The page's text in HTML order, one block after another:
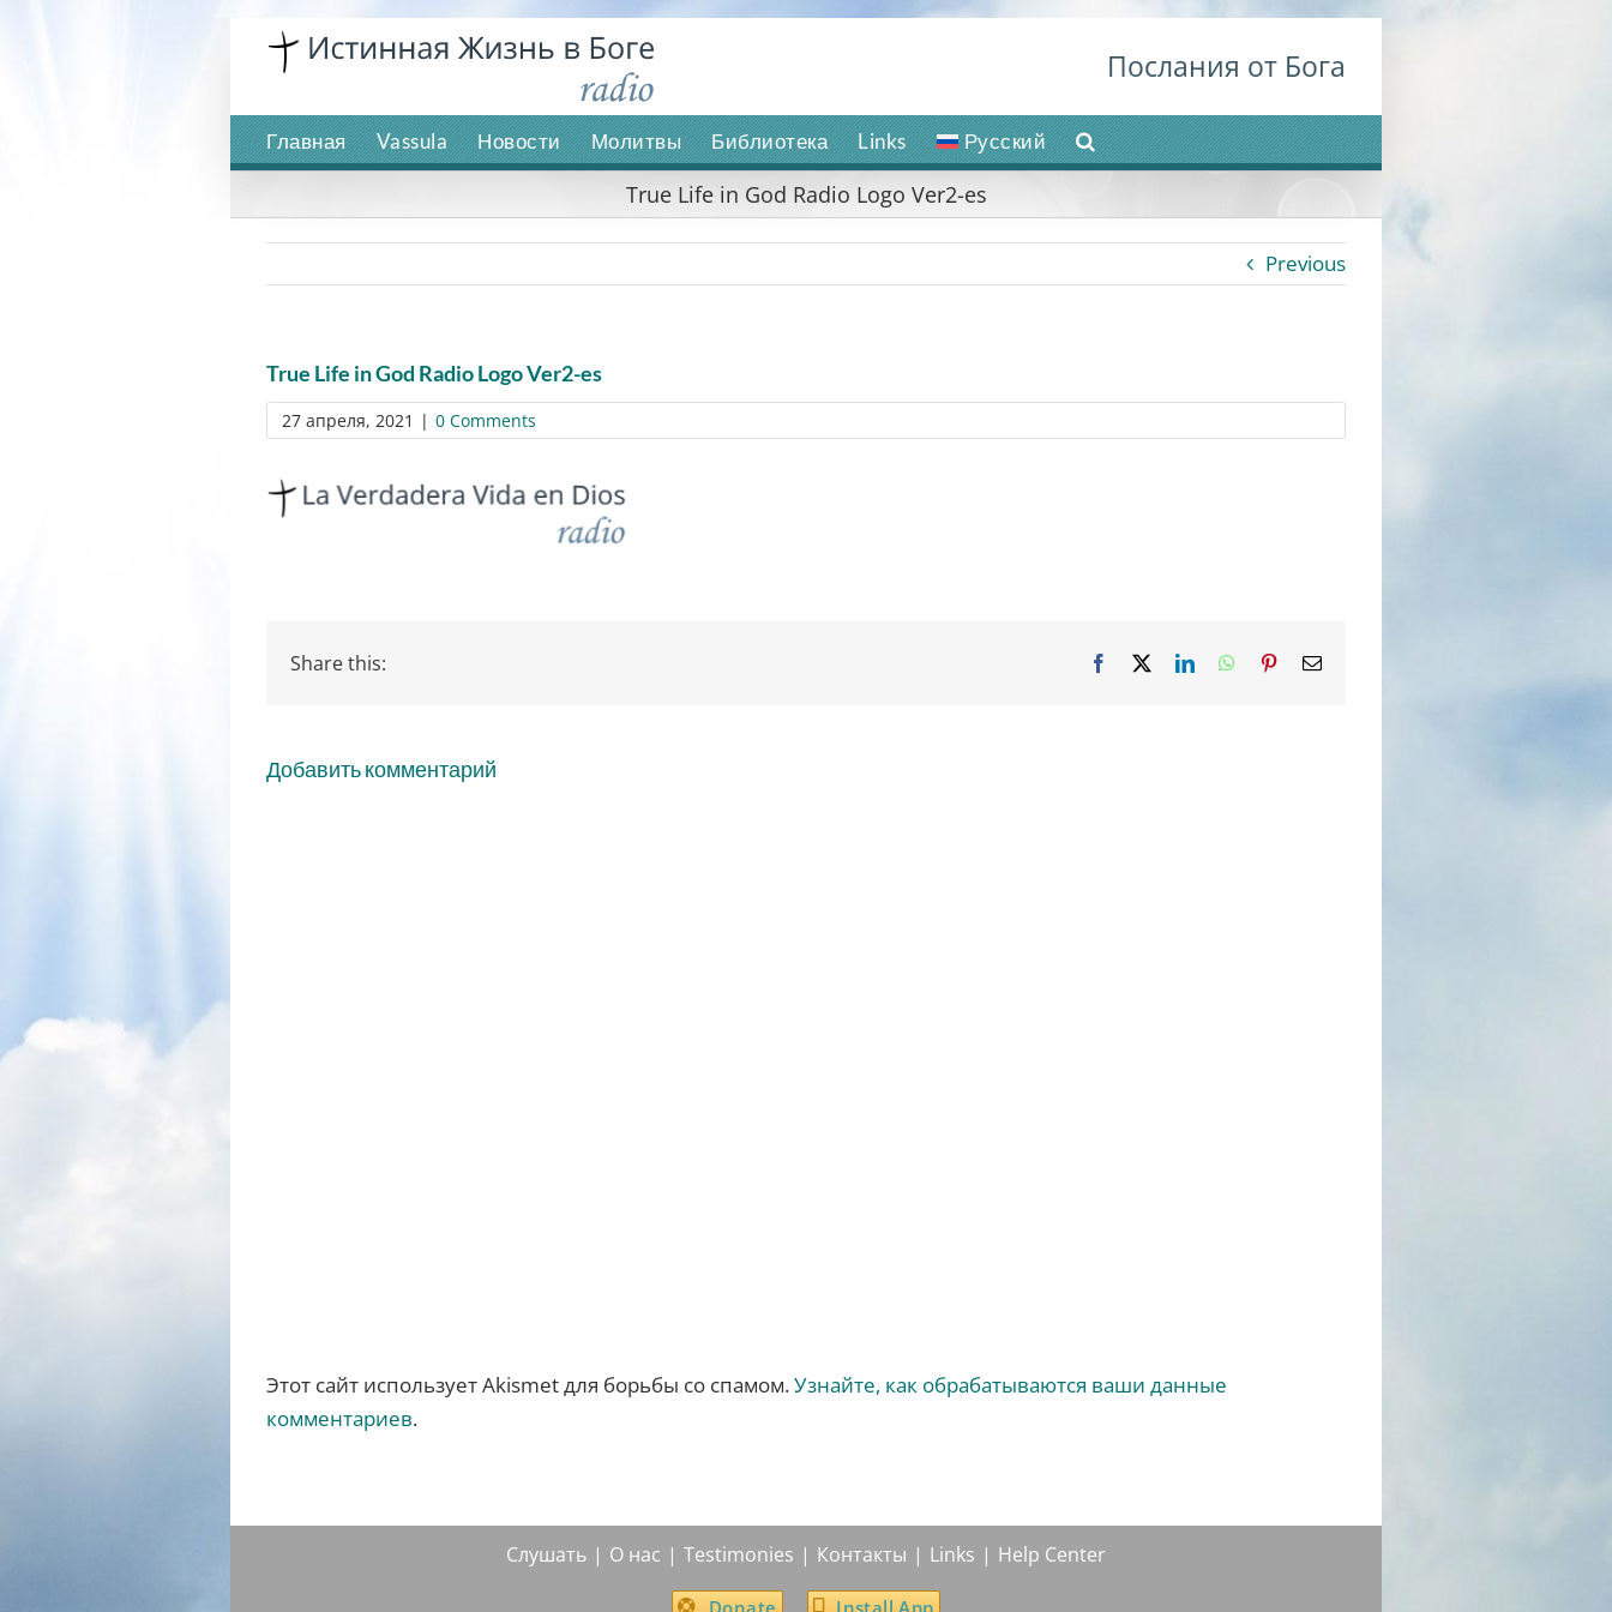
Послания от Бога
Главная Vassula Новости Молитвы Библиотека Links Русский
True Life in God Radio Logo Ver2-es
Previous
True Life in God Radio Logo Ver2-es
27 апреля, 2021 | 0 Comments
Share this: Facebook LinkedInWhatsApp
PinterestEmail
Добавить комментарий
Этот сайт использует Akismet для борьбы со спамом.Узнайте, как обрабатываются ваши данные
комментариев.
Слушать О нас Testimonies Контакты Links Help Center
Donate Install App